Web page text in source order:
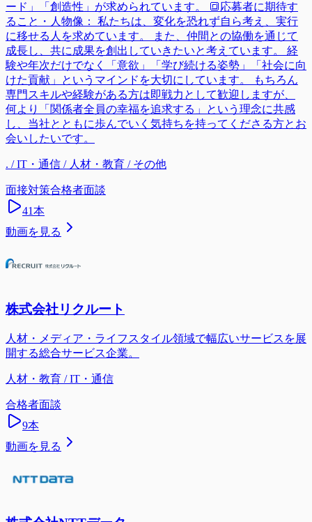
ード」「創造性」が求められています。 🔳応募者に期待す
ること・人物像： 私たちは、変化を恐れず自ら考え、実行
に移せる人を求めています。 また、仲間との協働を通じて
成長し、共に成果を創出していきたいと考えています。 経
験や年次だけでなく「意欲」「学び続ける姿勢」「社会に向
けた貢献」というマインドを大切にしています。 もちろん
専門スキルや経験がある方は即戦力として歓迎しますが、
何より「関係者全員の幸福を追求する」という理念に共感
し、当社とともに歩んでいく気持ちを持ってくださる方とお
会いしたいです。
. / IT・通信 / 人材・教育 / その他
面接対策合格者面談
41本
動画を見る
株式会社リクルート
人材・メディア・ライフスタイル領域で幅広いサービスを展
開する総合サービス企業。
人材・教育 / IT・通信
合格者面談
9本
動画を見る